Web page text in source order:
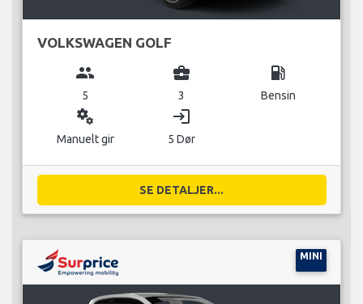
VOLKSWAGEN GOLF
group
5
business_center
3
local_gas_station
Bensin
miscellaneous_services
Manuelt gir
login
5 Dør
SE DETALJER...
MINI